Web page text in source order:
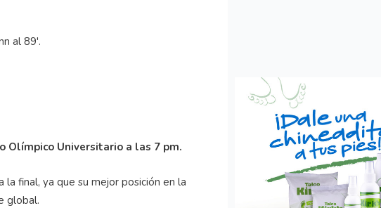
al 89'.
Universitario a las 7 pm.
la final, ya que su mejor posición en la
global.